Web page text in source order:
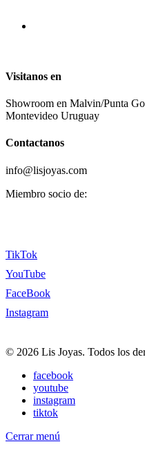
Visitanos en
Showroom en Malvin/Punta
Montevideo Uruguay
Contactanos
info@lisjoyas.com
Miembro socio de:
TikTok
YouTube
FaceBook
Instagram
© 2026 Lis Joyas. Todos los
facebook
youtube
instagram
tiktok
Cerrar menú